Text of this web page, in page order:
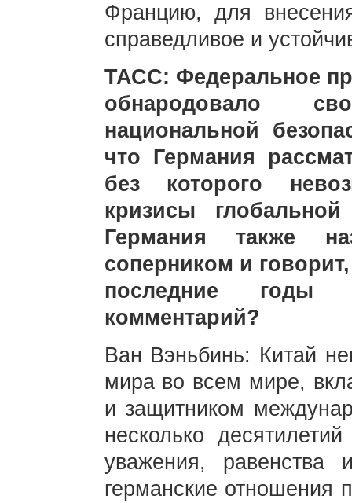
Францию, для
справедливое и
ТАСС: Федеральное
обнародовало
национальной
что Германия
без которого
кризисы
Германия также
соперником и
последние годы
комментарий?
Ван Вэньбинь: Китай
мира во всем мире,
и защитником
несколько
уважения, равенства
германские отношения